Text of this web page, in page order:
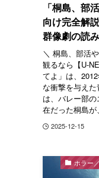
「桐島、部
向け完全解
群像劇の読
＼ 桐島、部活
観るなら【U-
てよ」は、
な衝撃を与え
は、バレー部
在だった桐島
2025-12-15
ホラー